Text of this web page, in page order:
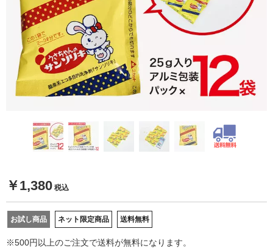
￥1,380 税込
お試し商品 ネット限定商品 送料無料
※500円以上のご注文で送料が無料になります。